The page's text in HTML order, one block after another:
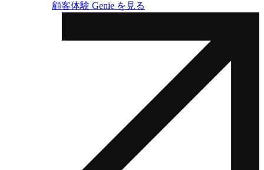
顧客体験 Genie を見る